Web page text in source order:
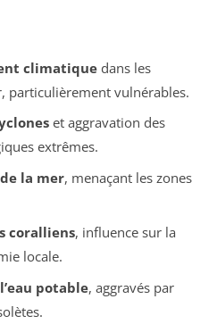
climatiquedans les
particulièrement vulnérables.
et aggravation des
extrêmes.
la mer, menaçant les zones
coralliens, influence sur la
locale.
potable, aggravés par